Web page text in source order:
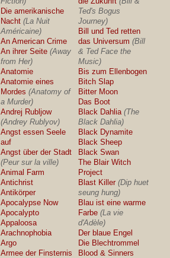
Die amerikanische
Nacht (La Nuit
Américaine)
An American Crime
An ihrer Seite (Away
from Her)
Anatomie
Anatomie eines
Mordes (Anatomy of
a Murder)
Andrej Rubljow
(Andrey Rublyov)
Angst essen Seele
auf
Angst über der Stadt
(Peur sur la ville)
Animal Farm
Antichrist
Antikörper
Apocalypse Now
Apocalypto
Appaloosa
Arachnophobia
Argo
Armee der Finsternis
Ted's Bogus
Journey)
Bill und Ted retten
das Universum (Bill
& Ted Face the
Music)
Bis zum Ellenbogen
Bitch Slap
Bitter Moon
Das Boot
Black Dahlia (The
Black Dahlia)
Black Dynamite
Black Sheep
Black Swan
The Blair Witch
Project
Blast Killer (Dip huet
seung hung)
Blau ist eine warme
Farbe (La vie
d'Adèle)
Der blaue Engel
Die Blechtrommel
Blood & Sinners